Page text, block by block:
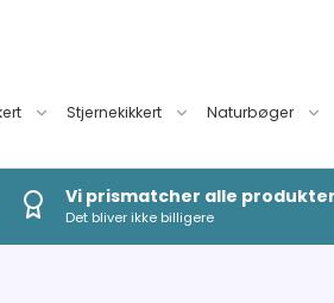
Stjernekikkert Naturbøger
Vi prismatcher alle produkter
Det bliver ikke billigere